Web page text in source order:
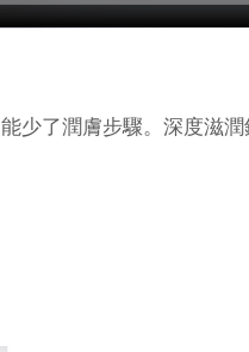
少了潤膚步驟。深度滋潤